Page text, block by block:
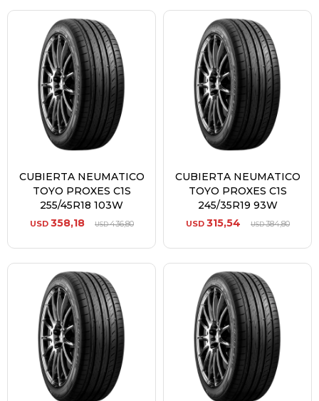
CUBIERTA NEUMATICO
TOYO PROXES C1S
255/45R18 103W
USD 358,18 USD436,80
CUBIERTA NEUMATICO
TOYO PROXES C1S
245/35R19 93W
USD 315,54 USD384,80